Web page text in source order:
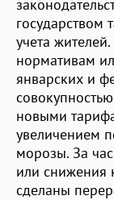
учета
нормативам
январских и
новыми
увеличением
морозы. За
или снижения
сделаны